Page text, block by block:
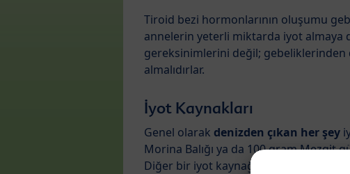
Tiroid bezi hormonlarının oluşumu
annelerin yeterli miktarda iyot almaya
gereksinimlerini değil;
almalıdırlar.
İyot Kaynakları
Genel olarak denizden çıkan her şey
Morina Balığı ya da 100 gram Mezgit
Diğer bir iyot kaynağı da